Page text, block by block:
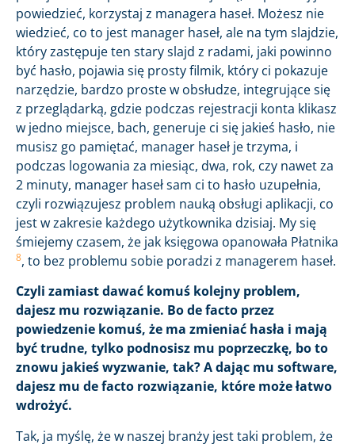
powiedzieć, korzystaj z managera haseł. Możesz nie
wiedzieć, co to jest manager haseł, ale na tym slajdzie,
który zastępuje ten stary slajd z radami, jaki powinno
być hasło, pojawia się prosty filmik, który ci pokazuje
narzędzie, bardzo proste w obsłudze, integrujące się
z przeglądarką, gdzie podczas rejestracji konta klikasz
w jedno miejsce, bach, generuje ci się jakieś hasło, nie
musisz go pamiętać, manager haseł je trzyma, i
podczas logowania za miesiąc, dwa, rok, czy nawet za
2 minuty, manager haseł sam ci to hasło uzupełnia,
czyli rozwiązujesz problem nauką obsługi aplikacji, co
jest w zakresie każdego użytkownika dzisiaj. My się
śmiejemy czasem, że jak księgowa opanowała Płatnika
8, to bez problemu sobie poradzi z managerem haseł.
Czyli zamiast dawać komuś kolejny problem,
dajesz mu rozwiązanie. Bo de facto przez
powiedzenie komuś, że ma zmieniać hasła i mają
być trudne, tylko podnosisz mu poprzeczkę, bo to
znowu jakieś wyzwanie, tak? A dając mu software,
dajesz mu de facto rozwiązanie, które może łatwo
wdrożyć.
Tak, ja myślę, że w naszej branży jest taki problem, że